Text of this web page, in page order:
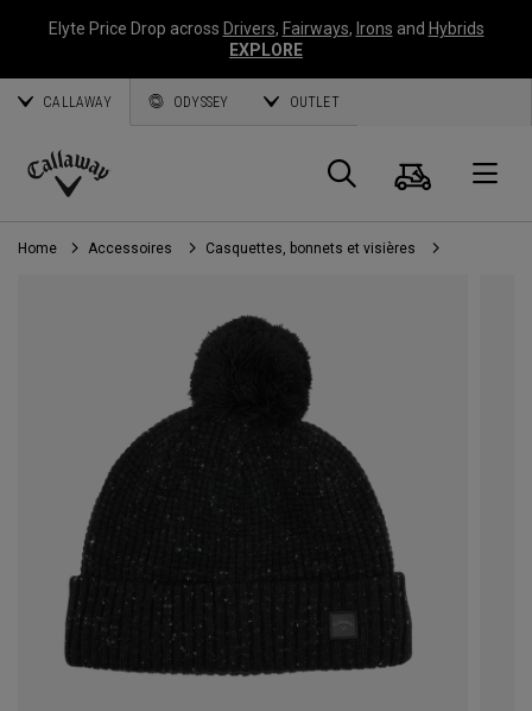
Elyte Price Drop across Drivers, Fairways, Irons and Hybrids
EXPLORE
CALLAWAY ODYSSEY OUTLET
Callaway
Golf
Panier
Home Accessoires Casquettes, bonnets et visières